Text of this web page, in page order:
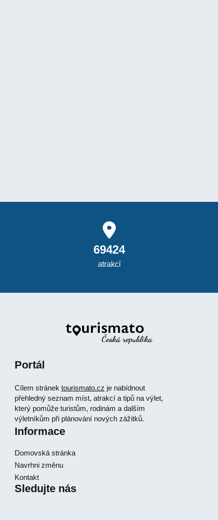
69424
atrakcí
Portál
Cílem stránek tourismato.cz je nabídnout
přehledný seznam míst, atrakcí a tipů na výlet,
který pomůže turistům, rodinám a dalším
výletníkům při plánování nových zážitků.
Informace
Domovská stránka
Navrhni změnu
Kontakt
Sledujte nás